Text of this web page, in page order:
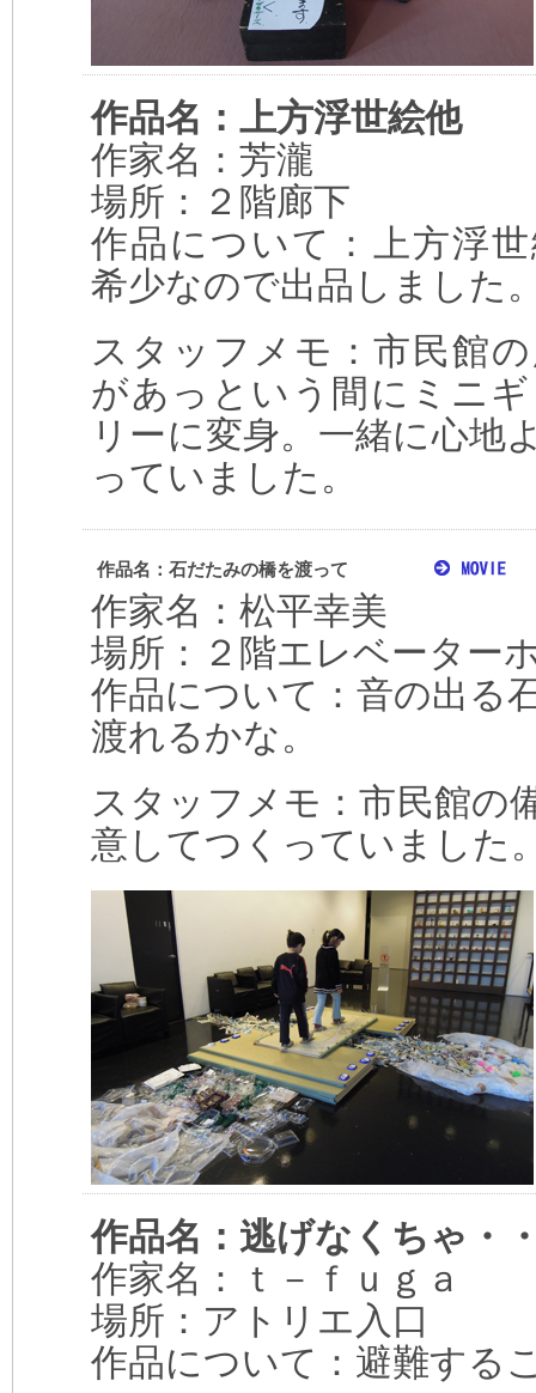
作品名：上方浮世絵他
作家名：芳瀧
場所：２階廊下
作品について：上方浮
希少なので出品しました
スタッフメモ：市民館
があっという間にミニ
リーに変身。一緒に心地
っていました。
作品名：石だたみの橋を渡って
作家名：松平幸美
場所：２階エレベーター
作品について：音の出る
渡れるかな。
スタッフメモ：市民館の
意してつくっていました
作品名：逃げなくちゃ・
作家名：ｔ－ｆｕｇａ
場所：アトリエ入口
作品について：避難する